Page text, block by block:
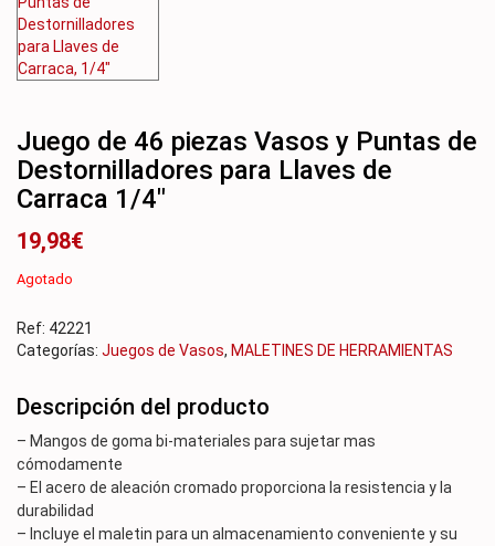
Juego de 46 piezas Vasos y Puntas de
Destornilladores para Llaves de
Carraca 1/4″
19,98€
Agotado
Ref: 42221
Categorías: Juegos de Vasos, MALETINES DE HERRAMIENTAS
Descripción del producto
– Mangos de goma bi-materiales para sujetar mas
cómodamente
– El acero de aleación cromado proporciona la resistencia y la
durabilidad
– Incluye el maletin para un almacenamiento conveniente y su